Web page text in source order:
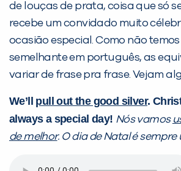
de louças de prata, coisa que só
recebe um convidado muito
ocasião especial. Como não
semelhante em português, as
variar de frase pra frase. Vejam
We’ll pull out the good silver.
always a special day! Nós vamos
de melhor. O dia de Natal é
Não encontramos
inFlux nesta cidade ou
você digitou.